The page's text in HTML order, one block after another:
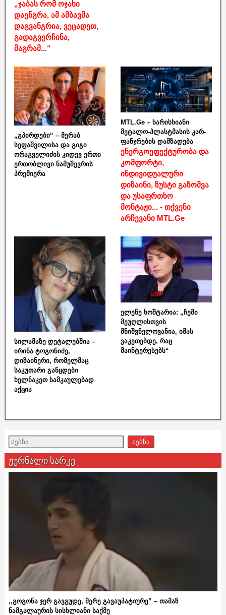
„ჯაბას რომ ოჯახი
დაენგრა, ამ ამბავმა
დაგვანგრია, ვეცადეთ,
გადაგვერჩინა,
მაგრამ...“
„გპირდები“ – მერაბ
სეფაშვილისა და გიგი
ორაგველიძის კიდევ ერთი
ერთობლივი ნამუშევრის
პრემიერა
MTL.Ge – ხარისხიანი
მეტალო-პლასტმასის კარ-
ფანჯრების დამზადება
ენერგოეფექტურობა და
კომფორტი,
ინდივიდუალური
დიზაინი, ზუსტი გაზომვა
და უსაფრთხო
მონტაჟი... - თქვენი
არჩევანი MTL.Ge
სილამაზე დეტალებშია –
ირინა ტოგონიძე,
დიზაინერი, რომელმაც
საკუთარი განცდები
ხელნაკეთ სამკაულებად
აქცია
ელენე ხოშტარია: „ჩემი
მეუღლისთვის
მნიშვნელოვანია, იმას
ვაკეთებდე, რაც
მაინტერესებს“
ჟურნალი სარკე
,,გოგონა ჯერ გავგუდე, მერე გავაუპატიურე” – თამაზ
ნამგალაურის სისხლიანი საქმე